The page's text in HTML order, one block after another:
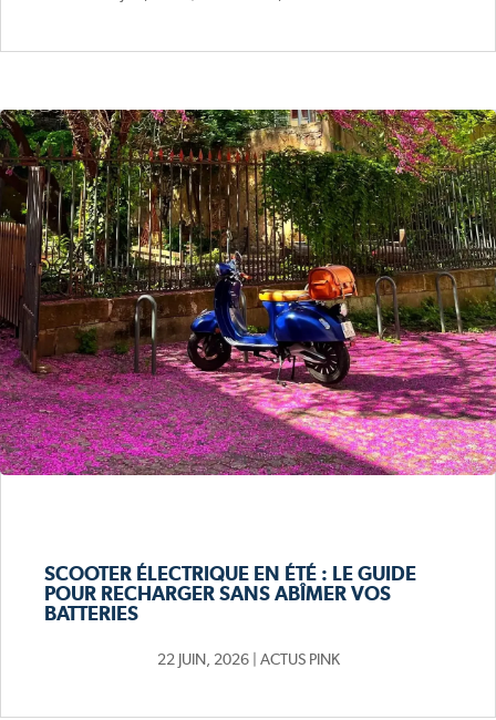
SCOOTER ÉLECTRIQUE EN ÉTÉ : LE GUIDE
POUR RECHARGER SANS ABÎMER VOS
BATTERIES
22 JUIN, 2026| ACTUS PINK